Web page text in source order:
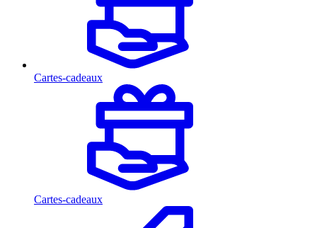
Cartes-cadeaux
Cartes-cadeaux